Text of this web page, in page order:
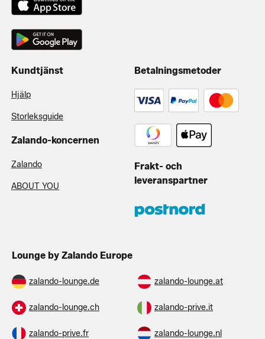
Kundtjänst
Hjälp
Storleksguide
Zalando-koncernen
Zalando
ABOUT YOU
Betalningsmetoder
Frakt- och
leveranspartner
Lounge by Zalando Europe
zalando-lounge.de zalando-lounge.at
zalando-lounge.ch zalando-prive.it
zalando-prive.fr zalando-lounge.nl